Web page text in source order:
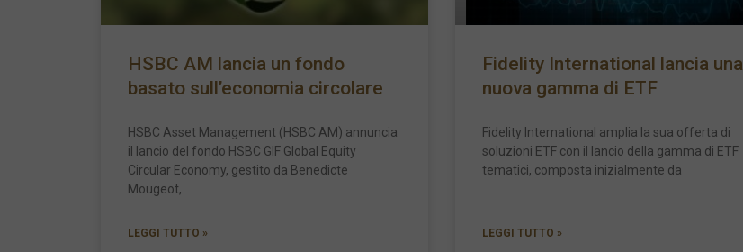
HSBC AM lancia un fondo
basato sull’economia circolare
HSBC Asset Management (HSBC AM) annuncia
il lancio del fondo HSBC GIF Global Equity
Circular Economy, gestito da Benedicte
Mougeot,
LEGGI TUTTO »
Fidelity International lancia una
nuova gamma di ETF
Fidelity International amplia la sua offerta di
soluzioni ETF con il lancio della gamma di ETF
tematici, composta inizialmente da
LEGGI TUTTO »